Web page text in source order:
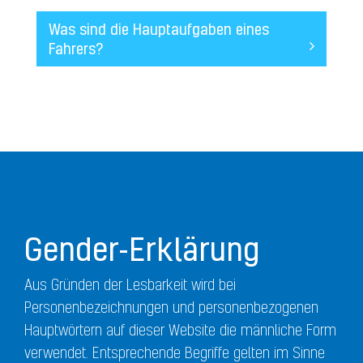
Was sind die Hauptaufgaben eines
Fahrers?
Gender-Erklärung
Aus Gründen der Lesbarkeit wird bei
Personenbezeichnungen und personenbezogenen
Hauptwörtern auf dieser Website die männliche Form
verwendet. Entsprechende Begriffe gelten im Sinne